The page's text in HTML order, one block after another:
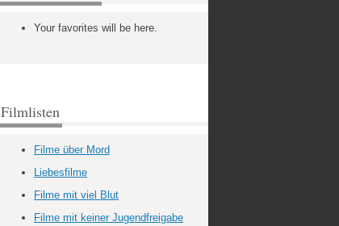
Your favorites will be here.
Filmlisten
Filme über Mord
Liebesfilme
Filme mit viel Blut
Filme mit keiner Jugendfreigabe